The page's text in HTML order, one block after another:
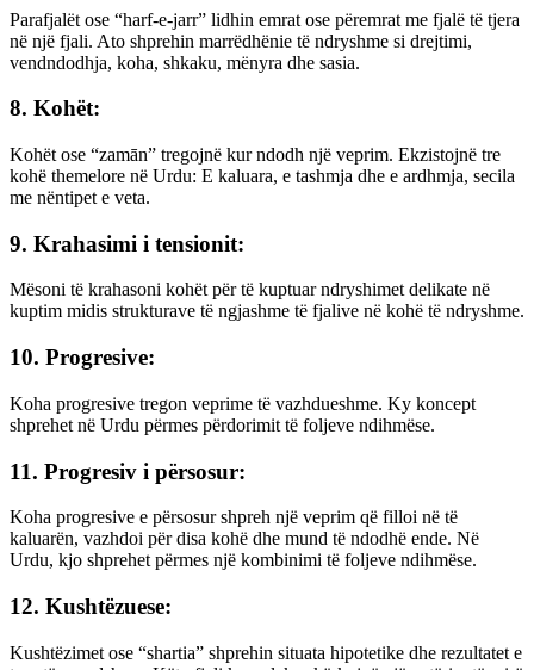
Parafjalët ose “harf-e-jarr” lidhin emrat ose përemrat me fjalë të tjera
në një fjali. Ato shprehin marrëdhënie të ndryshme si drejtimi,
vendndodhja, koha, shkaku, mënyra dhe sasia.
8. Kohët:
Kohët ose “zamān” tregojnë kur ndodh një veprim. Ekzistojnë tre
kohë themelore në Urdu: E kaluara, e tashmja dhe e ardhmja, secila
me nëntipet e veta.
9. Krahasimi i tensionit:
Mësoni të krahasoni kohët për të kuptuar ndryshimet delikate në
kuptim midis strukturave të ngjashme të fjalive në kohë të ndryshme.
10. Progresive:
Koha progresive tregon veprime të vazhdueshme. Ky koncept
shprehet në Urdu përmes përdorimit të foljeve ndihmëse.
11. Progresiv i përsosur:
Koha progresive e përsosur shpreh një veprim që filloi në të
kaluarën, vazhdoi për disa kohë dhe mund të ndodhë ende. Në
Urdu, kjo shprehet përmes një kombinimi të foljeve ndihmëse.
12. Kushtëzuese:
Kushtëzimet ose “shartia” shprehin situata hipotetike dhe rezultatet e